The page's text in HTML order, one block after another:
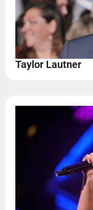
Taylor Lautner